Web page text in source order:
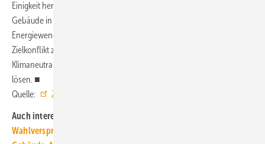
Einigkeit herrscht in den Elektro-Verbänden auch darüber, dass
Gebäude in der nächsten Legislaturperiode endlich als Rückgrat der
Energiewende verstanden werden müssen. Schließlich lässt sich der
Zielkonflikt zwischen bezahlbarem Bauen und Wohnen und
Klimaneutralität nur mithilfe von Elektrifizierung und Digitalisierung
lösen. ■
Quelle:
ZVEH
Auch interessant:
Wahlversprechen der Parteien aus Sicht der TGA+E-Branche